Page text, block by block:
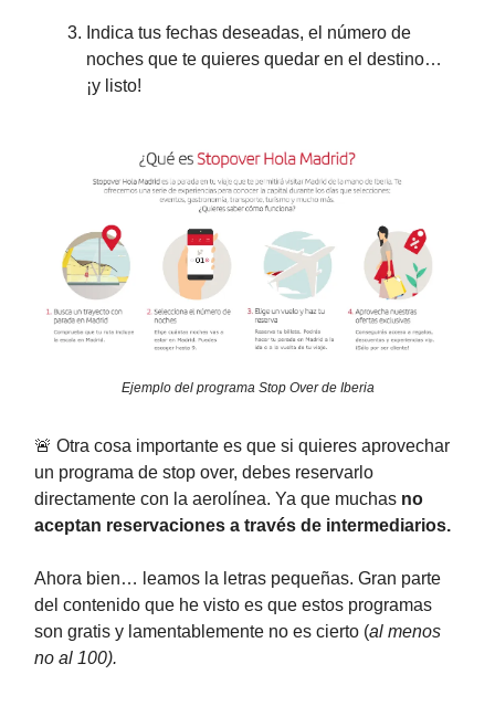
Indica tus fechas deseadas, el número de
noches que te quieres quedar en el destino…
¡y listo!
Ejemplo del programa Stop Over de Iberia
🚨 Otra cosa importante es que si quieres aprovechar
un programa de stop over, debes reservarlo
directamente con la aerolínea. Ya que muchas no
aceptan reservaciones a través de intermediarios.
Ahora bien… leamos la letras pequeñas. Gran parte
del contenido que he visto es que estos programas
son gratis y lamentablemente no es cierto (al menos
no al 100).